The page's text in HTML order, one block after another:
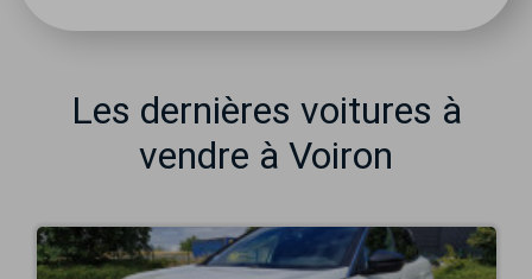
Les dernières voitures à
vendre à Voiron